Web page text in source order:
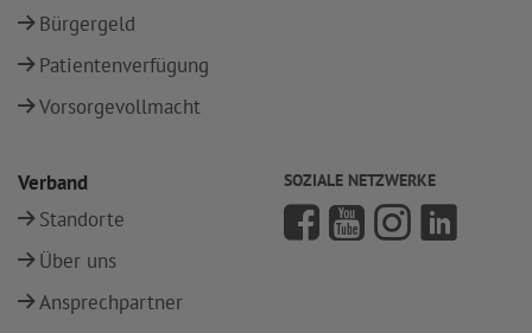
Bürgergeld
Patientenverfügung
Vorsorgevollmacht
Verband
Standorte
Über uns
Ansprechpartner
SOZIALE NETZWERKE